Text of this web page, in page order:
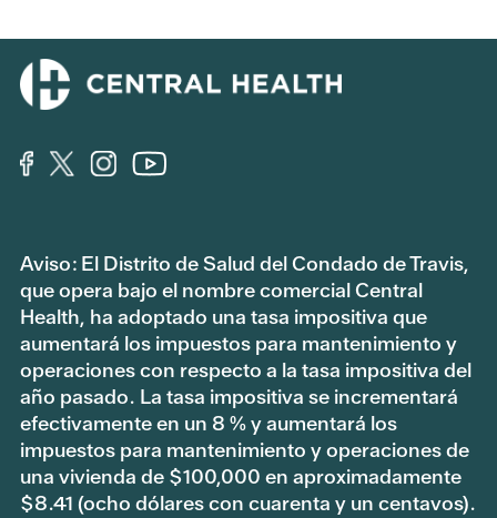
Aviso: El Distrito de Salud del Condado de Travis,
que opera bajo el nombre comercial Central
Health, ha adoptado una tasa impositiva que
aumentará los impuestos para mantenimiento y
operaciones con respecto a la tasa impositiva del
año pasado. La tasa impositiva se incrementará
efectivamente en un 8 % y aumentará los
impuestos para mantenimiento y operaciones de
una vivienda de $100,000 en aproximadamente
$8.41 (ocho dólares con cuarenta y un centavos).